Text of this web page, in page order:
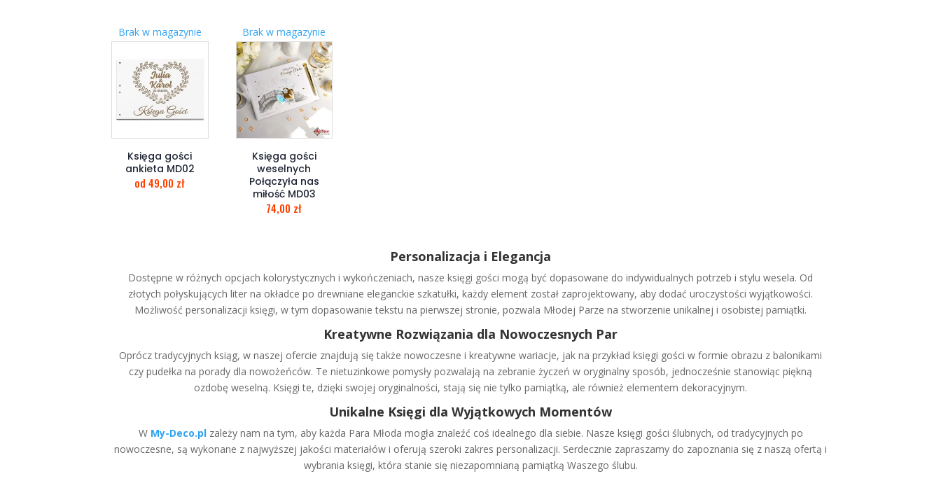
Brak w magazynie
Księga gości
ankieta MD02
od49,00 zł
Brak w magazynie
Księga gości
weselnych
Połączyła nas
miłość MD03
74,00 zł
Personalizacja i Elegancja
Dostępne w różnych opcjach kolorystycznych i wykończeniach, nasze księgi gości mogą być dopasowane do indywidualnych potrzeb i stylu wesela. Od
złotych połyskujących liter na okładce po drewniane eleganckie szkatułki, każdy element został zaprojektowany, aby dodać uroczystości wyjątkowości.
Możliwość personalizacji księgi, w tym dopasowanie tekstu na pierwszej stronie, pozwala Młodej Parze na stworzenie unikalnej i osobistej pamiątki.
Kreatywne Rozwiązania dla Nowoczesnych Par
Oprócz tradycyjnych ksiąg, w naszej ofercie znajdują się także nowoczesne i kreatywne wariacje, jak na przykład księgi gości w formie obrazu z balonikami
czy pudełka na porady dla nowożeńców. Te nietuzinkowe pomysły pozwalają na zebranie życzeń w oryginalny sposób, jednocześnie stanowiąc piękną
ozdobę weselną. Księgi te, dzięki swojej oryginalności, stają się nie tylko pamiątką, ale również elementem dekoracyjnym.
Unikalne Księgi dla Wyjątkowych Momentów
W My-Deco.plzależy nam na tym, aby każda Para Młoda mogła znaleźć coś idealnego dla siebie. Nasze księgi gości ślubnych, od tradycyjnych po
nowoczesne, są wykonane z najwyższej jakości materiałów i oferują szeroki zakres personalizacji. Serdecznie zapraszamy do zapoznania się z naszą ofertą i
wybrania księgi, która stanie się niezapomnianą pamiątką Waszego ślubu.